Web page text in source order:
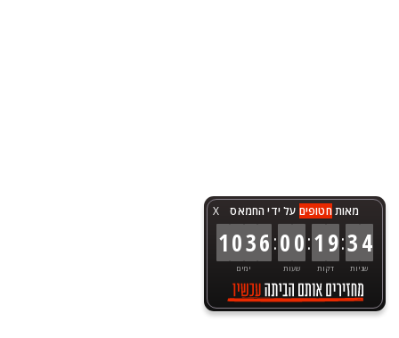
X מאותחטופים על ידי החמאס
1036
ימים
:00
שעות
:19
דקות
:34
שניות